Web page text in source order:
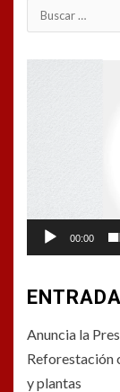
Buscar:
00:00
Anuncia la
Reforestación
y plantas